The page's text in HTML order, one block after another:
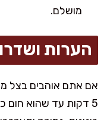
מושלם.
הערות
אם אתם אוהבים בצל
5 דקות עד שהוא